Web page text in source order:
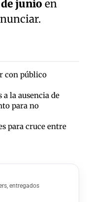
junio en
con público
la ausencia de
para no
para cruce entre
entregados